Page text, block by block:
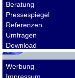
Beratung
Pressespiegel
Referenzen
Umfragen
Download
Werbung